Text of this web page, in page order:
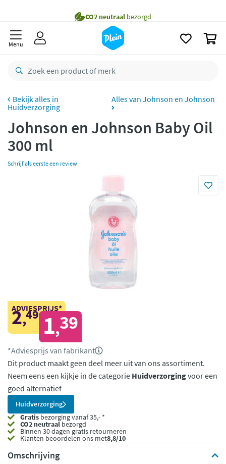
Bestelling uiterlijkzaterdag
Gratisretourneren
Menu
Huidverzorging
Alles van Johnson en Johnson
Johnson en Johnson Baby Oil
300 ml
Schrijf als eerste een review
ADVIESPRIJS*
2,49 1,39
*Adviesprijs van fabrikant
Dit product maakt geen deel meer uit van ons assortiment.
Neem eens een kijkje in de categorie Huidverzorgingvoor een
goed alternatief
Huidverzorging
Gratis bezorging vanaf 35,- *
CO2 neutraalbezorgd
Binnen 30 dagen gratis retourneren
Klanten beoordelen ons met8,8/10
Omschrijving